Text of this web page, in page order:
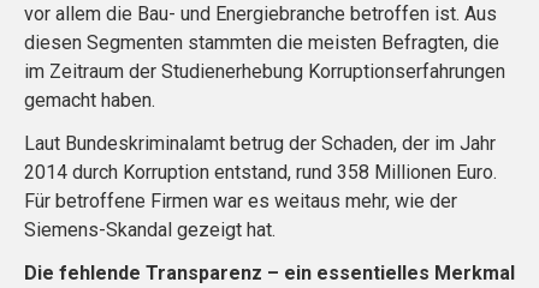
vor allem die Bau- und Energiebranche betroffen ist. Aus
diesen Segmenten stammten die meisten Befragten, die
im Zeitraum der Studienerhebung Korruptionserfahrungen
gemacht haben.
Laut Bundeskriminalamt betrug der Schaden, der im Jahr
2014 durch Korruption entstand, rund 358 Millionen Euro.
Für betroffene Firmen war es weitaus mehr, wie der
Siemens-Skandal gezeigt hat.
Die fehlende Transparenz – ein essentielles Merkmal